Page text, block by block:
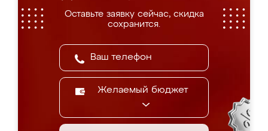
Оставьте заявку сейчас, скидка
сохранится.
Желаемый бюджет